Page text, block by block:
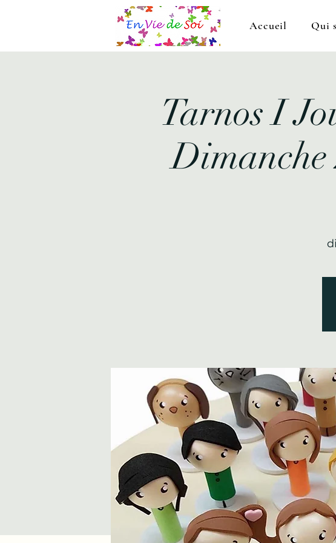
Accueil Qui
Tarnos I
Dimanche